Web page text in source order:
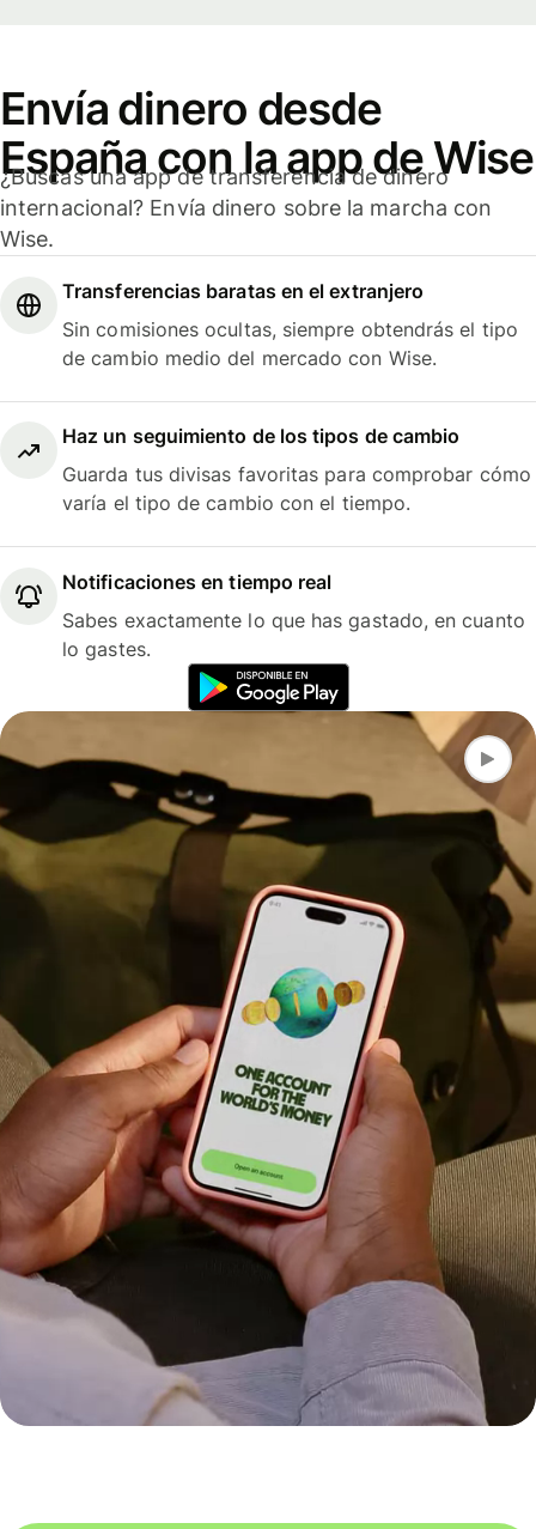
Envía dinero desde
España con la app de Wise
¿Buscas una app de transferencia de dinero
internacional? Envía dinero sobre la marcha con
Wise.
Transferencias baratas en el extranjero
Sin comisiones ocultas, siempre obtendrás el tipo
de cambio medio del mercado con Wise.
Haz un seguimiento de los tipos de cambio
Guarda tus divisas favoritas para comprobar cómo
varía el tipo de cambio con el tiempo.
Notificaciones en tiempo real
Sabes exactamente lo que has gastado, en cuanto
lo gastes.